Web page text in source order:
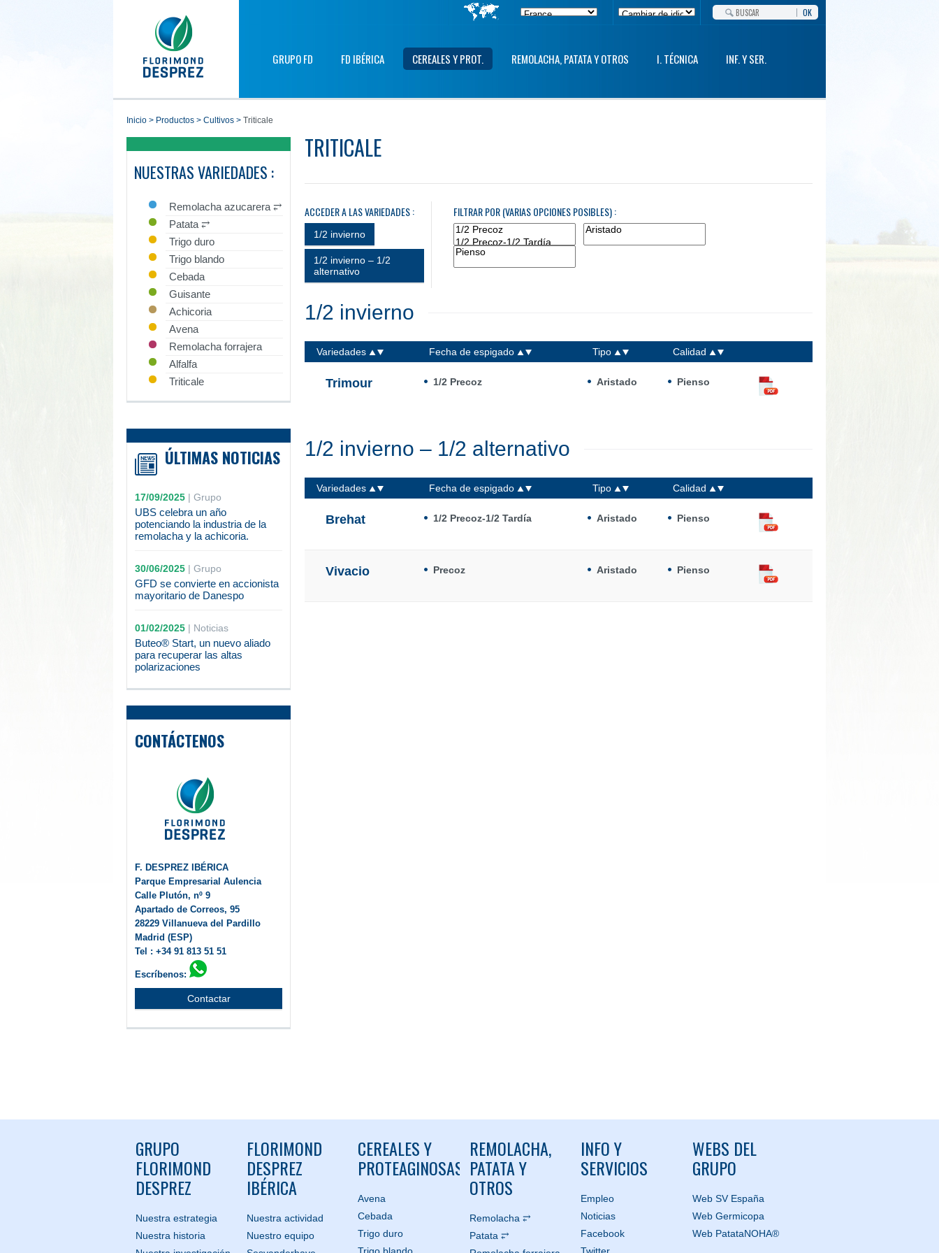
OK
GRUPO FD FD IBÉRICA CEREALES Y PROT. REMOLACHA, PATATA Y OTROS I. TÉCNICA INF. Y SER.
inicio > productos > cultivos > Triticale
NUESTRAS VARIEDADES :
Remolacha azucarera ⥂
Patata ⥂
Trigo duro
Trigo blando
Cebada
Guisante
Achicoria
Avena
Remolacha forrajera
Alfalfa
Triticale
ÚLTIMAS NOTICIAS
17/09/2025| Grupo
UBS celebra un año
potenciando la industria de la
remolacha y la achicoria.
30/06/2025| Grupo
GFD se convierte en accionista
mayoritario de Danespo
01/02/2025| Noticias
Buteo® Start, un nuevo aliado
para recuperar las altas
polarizaciones
CONTÁCTENOS
F. DESPREZ IBÉRICA
Parque Empresarial Aulencia
Calle Plutón, nº 9
Apartado de Correos, 95
28229 Villanueva del Pardillo
Madrid (ESP)
Tel : +34 91 813 51 51
Escríbenos:
Contactar
TRITICALE
ACCEDER A LAS VARIEDADES :
1/2 invierno
1/2 invierno – 1/2
alternativo
FILTRAR POR (VARIAS OPCIONES POSIBLES) :
1/2 invierno
Variedades Fecha de espigado Tipo Calidad
Trimour 1/2 Precoz Aristado Pienso
1/2 invierno – 1/2 alternativo
Variedades Fecha de espigado Tipo Calidad
Brehat 1/2 Precoz-1/2 Tardía Aristado Pienso
Vivacio Precoz Aristado Pienso
GRUPO
FLORIMOND
DESPREZ
Nuestra estrategia
Nuestra historia
FLORIMOND
DESPREZ
IBÉRICA
Nuestra actividad
Nuestro equipo
CEREALES Y
PROTEAGINOSAS
Avena
Cebada
Trigo duro
REMOLACHA,
PATATA Y
OTROS
Remolacha ⥂
Patata ⥂
INFO Y
SERVICIOS
Empleo
Noticias
Facebook
WEBS DEL
GRUPO
Web SV España
Web Germicopa
Web PatataNOHA®